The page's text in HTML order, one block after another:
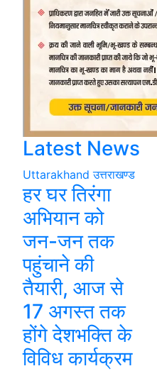
Latest News
Uttarakhand उत्तराखण्ड
हर घर तिरंगा
अभियान को
जन-जन तक
पहुंचाने की
तैयारी, आज से
17 अगस्त तक
होंगे देशभक्ति के
विविध कार्यक्रम